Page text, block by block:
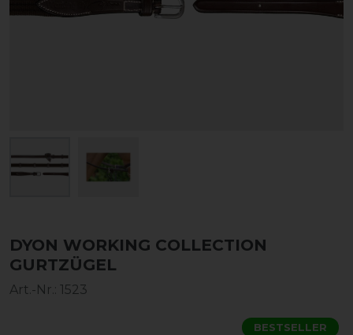
DYON WORKING COLLECTION
GURTZÜGEL
Art.-Nr.: 1523
BESTSELLER